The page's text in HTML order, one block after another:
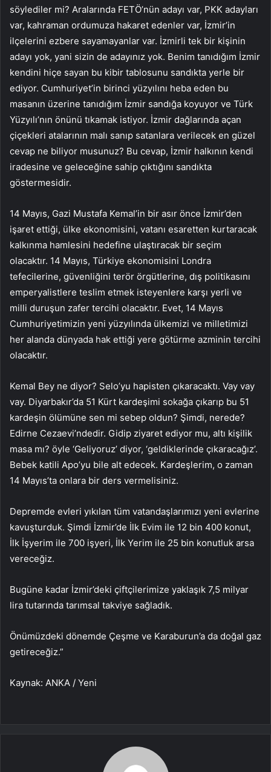
söylediler mi? Aralarında FETÖ’nün adayı var, PKK adayları
var, kahraman ordumuza hakaret edenler var, İzmir’in
ilçelerini ezbere sayamayanlar var. İzmirli tek bir kişinin
adayı yok, yani sizin de adayınız yok. Benim tanıdığım İzmir
kendini hiçe sayan bu kibir tablosunu sandıkta yerle bir
ediyor. Cumhuriyet’in birinci yüzyılını heba eden bu
masanın üzerine tanıdığım İzmir sandığa koyuyor ve Türk
Yüzyılı’nın önünü tıkamak istiyor. İzmir dağlarında açan
çiçekleri atalarının malı sanıp satanlara verilecek en güzel
cevap ne biliyor musunuz? Bu cevap, İzmir halkının kendi
iradesine ve geleceğine sahip çıktığını sandıkta
göstermesidir.
14 Mayıs, Gazi Mustafa Kemal’in bir asır önce İzmir’den
işaret ettiği, ülke ekonomisini, vatanı esaretten kurtaracak
kalkınma hamlesini hedefine ulaştıracak bir seçim
olacaktır. 14 Mayıs, Türkiye ekonomisini Londra
tefecilerine, güvenliğini terör örgütlerine, dış politikasını
emperyalistlere teslim etmek isteyenlere karşı yerli ve
milli duruşun zafer tercihi olacaktır. Evet, 14 Mayıs
Cumhuriyetimizin yeni yüzyılında ülkemizi ve milletimizi
her alanda dünyada hak ettiği yere götürme azminin tercihi
olacaktır.
Kemal Bey ne diyor? Selo’yu hapisten çıkaracaktı. Vay vay
vay. Diyarbakır’da 51 Kürt kardeşimi sokağa çıkarıp bu 51
kardeşin ölümüne sen mi sebep oldun? Şimdi, nerede?
Edirne Cezaevi’ndedir. Gidip ziyaret ediyor mu, altı kişilik
masa mı? öyle ‘Geliyoruz’ diyor, ‘geldiklerinde çıkaracağız’.
Bebek katili Apo’yu bile alt edecek. Kardeşlerim, o zaman
14 Mayıs’ta onlara bir ders vermelisiniz.
Depremde evleri yıkılan tüm vatandaşlarımızı yeni evlerine
kavuşturduk. Şimdi İzmir’de İlk Evim ile 12 bin 400 konut,
İlk İşyerim ile 700 işyeri, İlk Yerim ile 25 bin konutluk arsa
vereceğiz.
Bugüne kadar İzmir’deki çiftçilerimize yaklaşık 7,5 milyar
lira tutarında tarımsal takviye sağladık.
Önümüzdeki dönemde Çeşme ve Karaburun’a da doğal gaz
getireceğiz.”
Kaynak: ANKA / Yeni